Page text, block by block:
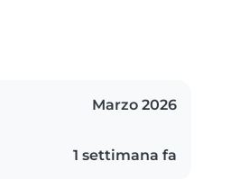
Marzo 2026
1 settimana fa